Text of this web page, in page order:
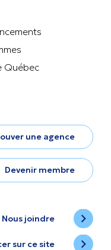
Québec
une agence
Devenir membre
Nous joindre
sur ce site